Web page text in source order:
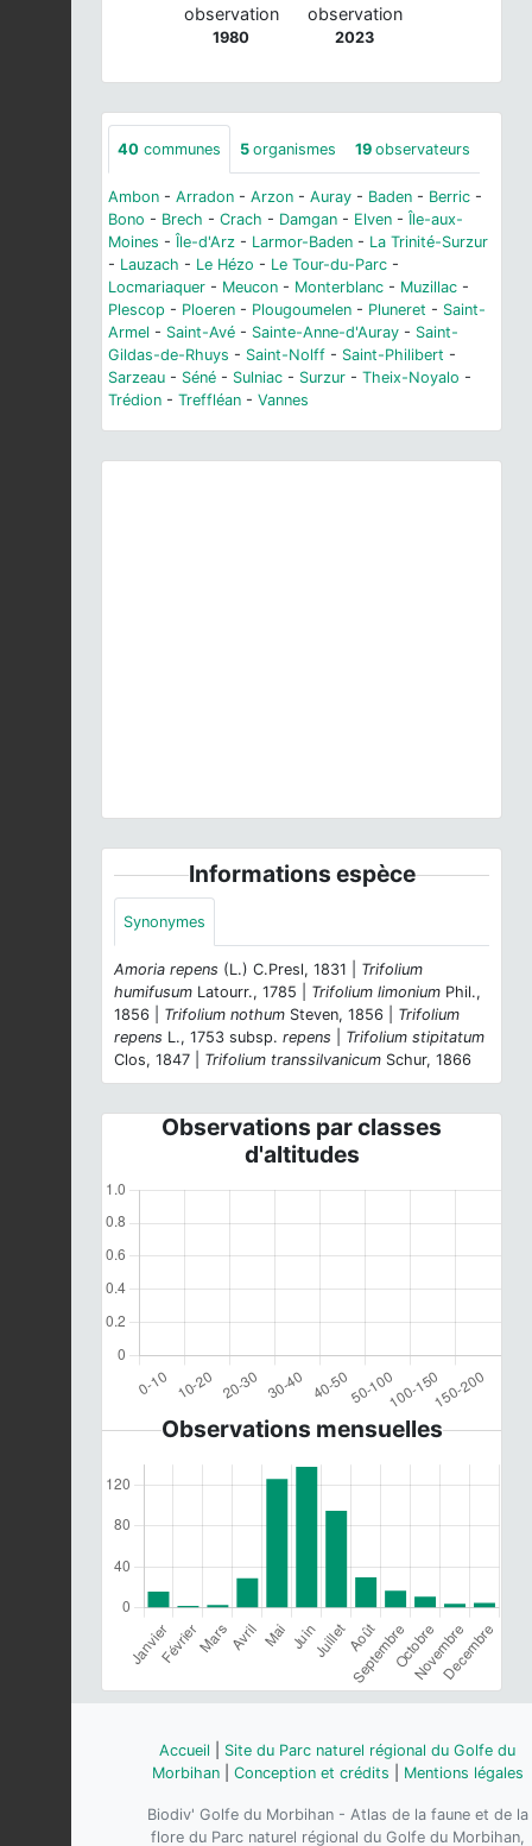
observation
1980
observation
2023
40 communes 5 organismes 19 observateurs
Ambon - Arradon - Arzon - Auray - Baden - Berric -
Bono - Brech - Crach - Damgan - Elven - Île-aux-
Moines - Île-d'Arz - Larmor-Baden - La Trinité-Surzur
- Lauzach - Le Hézo - Le Tour-du-Parc -
Locmariaquer - Meucon - Monterblanc - Muzillac -
Plescop - Ploeren - Plougoumelen - Pluneret - Saint-
Armel - Saint-Avé - Sainte-Anne-d'Auray - Saint-
Gildas-de-Rhuys - Saint-Nolff - Saint-Philibert -
Sarzeau - Séné - Sulniac - Surzur - Theix-Noyalo -
Trédion - Treffléan - Vannes
Informations espèce
Synonymes
Amoria repens (L.) C.Presl, 1831 | Trifolium
humifusum Latourr., 1785 | Trifolium limonium Phil.,
1856 | Trifolium nothum Steven, 1856 | Trifolium
repens L., 1753 subsp. repens
Trifolium stipitatum
Clos, 1847 | Trifolium transsilvanicum Schur, 1866
Observations par classes
d'altitudes
Observations mensuelles
Accueil
Site du Parc naturel régional du Golfe du
Morbihan| Conception et crédits Mentions légales
Biodiv' Golfe du Morbihan - Atlas de la faune et de la
flore du Parc naturel régional du Golfe du Morbihan,